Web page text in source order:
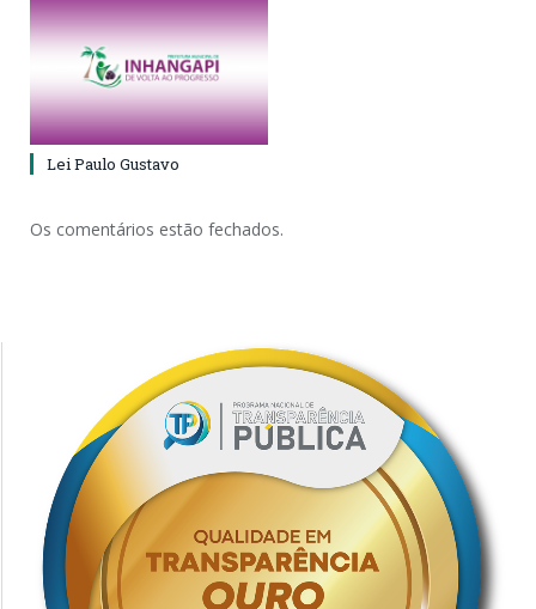
Lei Paulo Gustavo
Os comentários estão fechados.